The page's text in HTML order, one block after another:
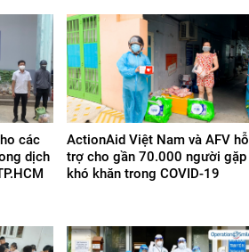
các
dịch
ActionAid Việt Nam và AFV hỗ
trợ cho gần 70.000 người gặp
khó khăn trong COVID-19